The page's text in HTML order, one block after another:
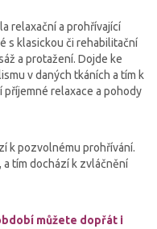
relaxační a prohřívající
s klasickou či rehabilitační
a protažení. Dojde ke
v daných tkáních a tím k
relaxace a pohody
k pozvolnému prohřívání.
a tím dochází k zvláčnění
můžete dopřát i